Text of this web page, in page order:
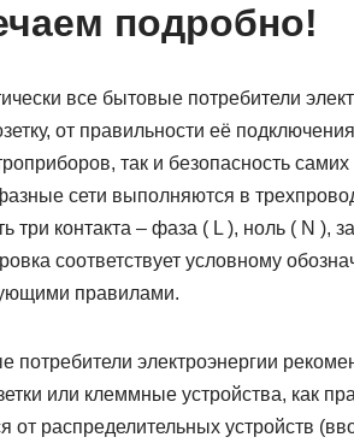
подробно!
все бытовые потребители
от правильности её
так и безопасность
сети выполняются в
три контакта – фаза ( L ), ноль ( N
соответствует условному
правилами.
электроэнергии
или клеммные устройства, как
от распределительных устройств